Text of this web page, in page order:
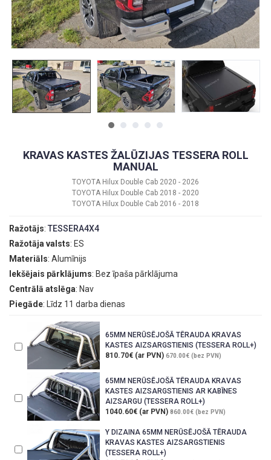
KRAVAS KASTES ŽALŪZIJAS TESSERA ROLL
MANUAL
TOYOTA Hilux Double Cab 2020 - 2026
TOYOTA Hilux Double Cab 2018 - 2020
TOYOTA Hilux Double Cab 2016 - 2018
Ražotājs: TESSERA4X4
Ražotāja valsts: ES
Materiāls: Alumīnijs
Iekšējais pārklājums: Bez īpaša pārklājuma
Centrālā atslēga: Nav
Piegāde: Līdz 11 darba dienas
65MM NERŪSĒJOŠĀ TĒRAUDA KRAVAS
KASTES AIZSARGSTIENIS (TESSERA ROLL+)
810.70€ (ar PVN) 670.00€ (bez PVN)
65MM NERŪSĒJOŠĀ TĒRAUDA KRAVAS
KASTES AIZSARGSTIENIS AR KABĪNES
AIZSARGU (TESSERA ROLL+)
1040.60€ (ar PVN) 860.00€ (bez PVN)
Y DIZAINA 65MM NERŪSĒJOŠĀ TĒRAUDA
KRAVAS KASTES AIZSARGSTIENIS
(TESSERA ROLL+)